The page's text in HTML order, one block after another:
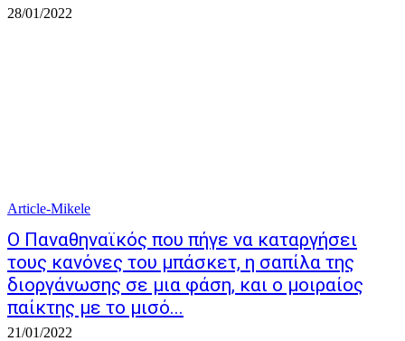
28/01/2022
Article-Mikele
Ο Παναθηναϊκός που πήγε να καταργήσει
τους κανόνες του μπάσκετ, η σαπίλα της
διοργάνωσης σε μια φάση, και ο μοιραίος
παίκτης με το μισό...
21/01/2022